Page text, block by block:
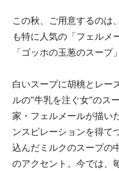
この秋、ご用意するのは
も特に人気の「フェルメ
「ゴッホの玉葱のスープ
白いスープに胡桃とレー
ルの“牛乳を注ぐ女”のス
家・フェルメールが描
ンスピレーションを得て
込んだミルクのスープの
のアクセント。今では、